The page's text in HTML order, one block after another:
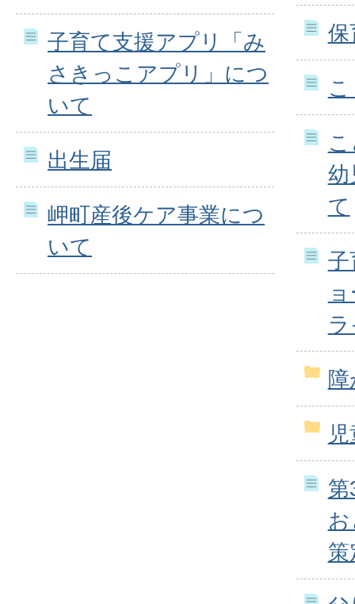
子育て支援アプリ「み
さきっこアプリ」につ
いて
出生届
岬町産後ケア事業につ
いて
保
幼
て
子